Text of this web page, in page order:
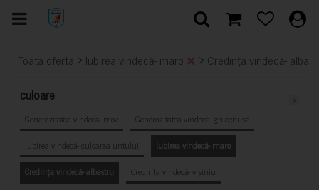
Toata oferta > Iubirea vindecă- maro > Credința vindecă-
culoare
Generozitatea vindecă- mov
Generozitatea vindecă- gri cenușă
Iubirea vindecă- culoarea untului
Iubirea vindecă- maro
Credința vindecă- albastru
Credința vindecă- vișiniu